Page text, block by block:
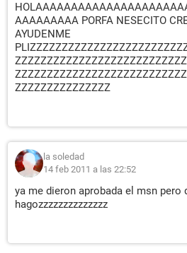
AAAAAAAAA PORFA NESECITO
AYUDENME
ZZZZZZZZZZZZZZZ
la soledad
14 feb 2011 a las 22:52
ya me dieron aprobada el msn pero
hagozzzzzzzzzzzzzz